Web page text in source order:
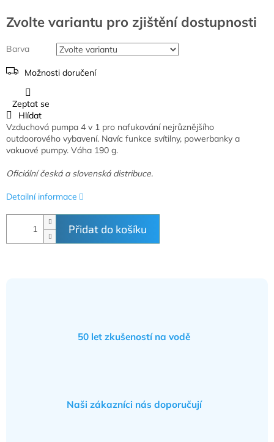
cena:
Zvolte variantu
Barva
Možnosti doručení
Přidat do košíku
Vzduchová pumpa 4 v 1 pro nafukování nejrůznějšího
outdoorového vybavení. Navíc funkce svítilny, powerbanky a
vakuové pumpy. Váha 190 g.
Oficiální česká a slovenská distribuce.
Detailní informace
Zeptat se
Hlídat
50 let zkušeností na vodě
Naši zákazníci nás doporučují